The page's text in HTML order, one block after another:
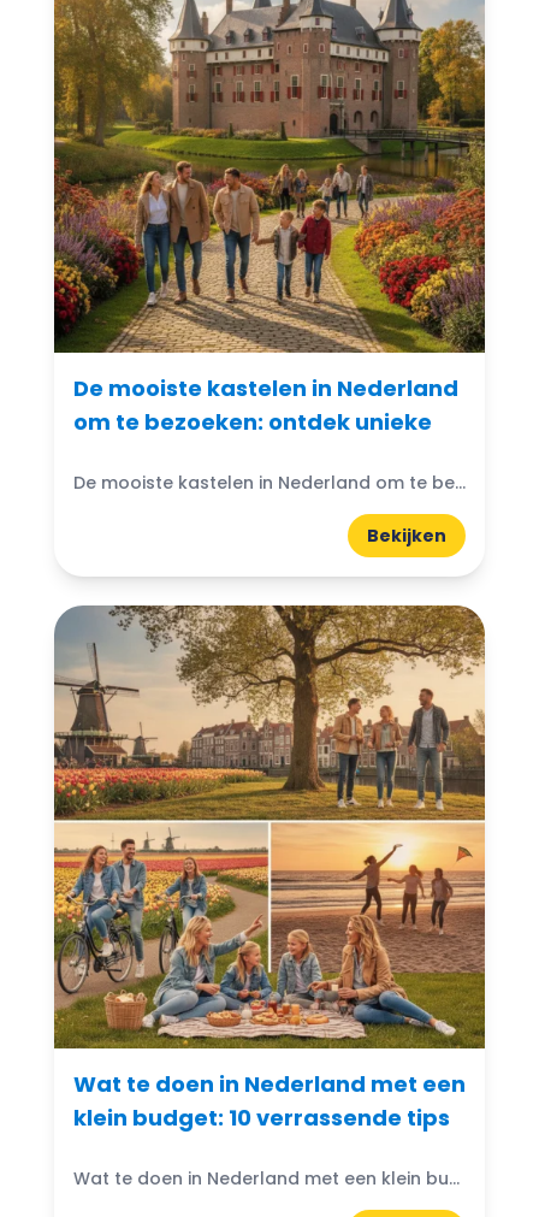
De mooiste kastelen in Nederland
om te bezoeken: ontdek unieke
De mooiste kastelen in Nederland om te bezoeken: Denk je ooit aan de magische wereld van kastelen? Nederland heeft prachtige kastelen die wachten om ontdekt te worden. Van imposante torens...
Bekijken
Wat te doen in Nederland met een
klein budget: 10 verrassende tips
Wat te doen in Nederland met een klein budget? Gelukkig zijn er volop budgetvriendelijke uitjes te vinden! Of je nu houdt van de natuur, cultuur of avontuur, er is altijd...